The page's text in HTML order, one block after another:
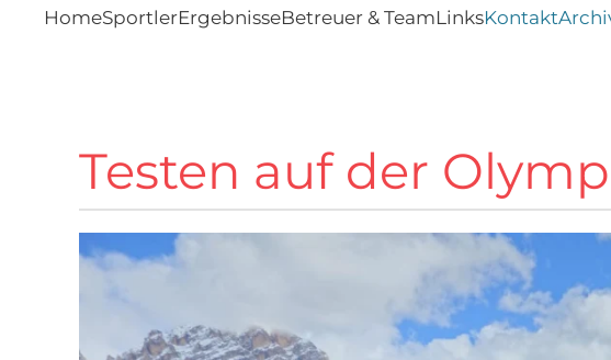
HomeSportlerErgebnisseBetreuer & TeamLinksKontakt
Testen auf der